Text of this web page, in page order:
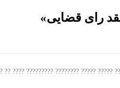
رای قضایی»
????????? ???? ?? ?????? ????? ??????